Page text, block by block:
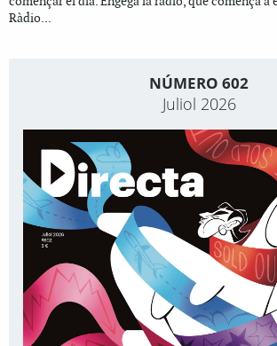
Ràdio...
NÚMERO 602
Juliol 2026